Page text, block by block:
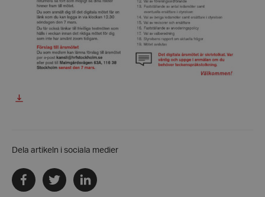
Dela artikeln i sociala medier
Dela
via
facebook
Dela
via
twitter
Dela
via
linkedin
wordpress_test_cookie
hrf.se